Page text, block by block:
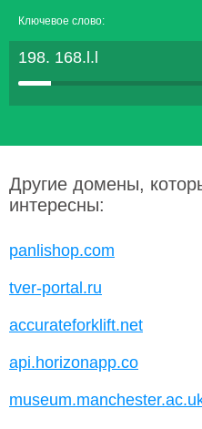
Ключевое слово:
198. 168.l.l
Другие домены,
интересны:
panlishop.com
tver-portal.ru
accurateforklift.net
api.horizonapp.co